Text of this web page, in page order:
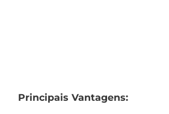
Principais Vantagens: